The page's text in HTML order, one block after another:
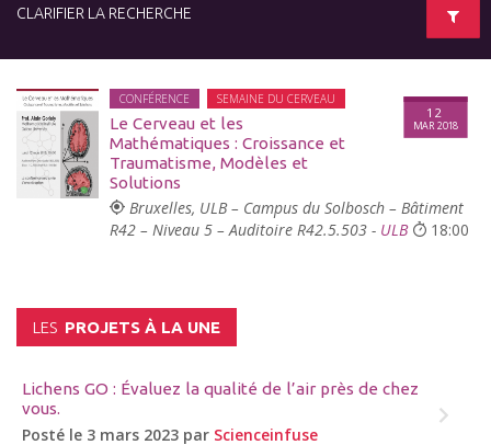
CLARIFIER LA RECHERCHE
CONFÉRENCE SEMAINE DU CERVEAU
Le Cerveau et les
Mathématiques : Croissance et
Traumatisme, Modèles et
Solutions
12
MAR 2018
Bruxelles, ULB – Campus du Solbosch – Bâtiment
R42 – Niveau 5 – Auditoire R42.5.503 - ULB 18:00
LES PROJETS À LA UNE
Lichens GO : Évaluez la qualité de l’air près de chez
vous.
Posté le 3 mars 2023 par Scienceinfuse